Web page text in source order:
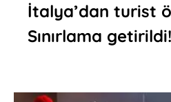
İtalya’dan turist
Sınırlama getirildi!